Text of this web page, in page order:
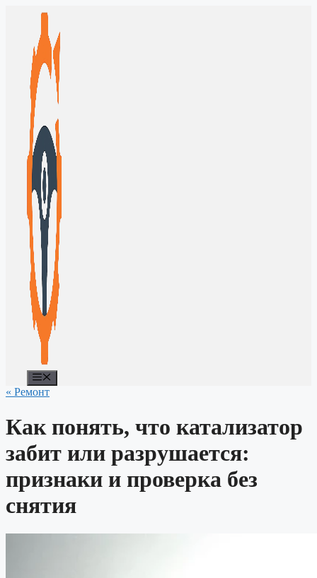
Перейти
содержимому
« Ремонт
Как понять, что катализатор
забит или разрушается:
признаки и проверка без
снятия